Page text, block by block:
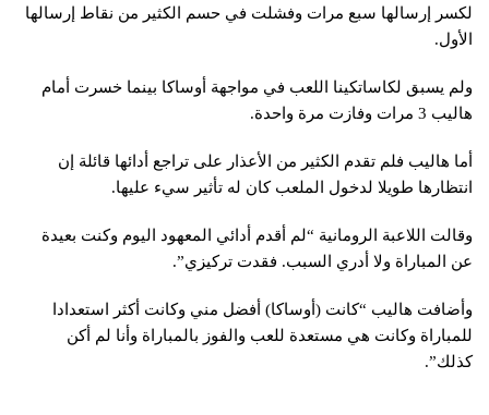
لكسر إرسالها سبع مرات وفشلت في حسم الكثير من نقاط إرسالها
الأول.
ولم يسبق لكاساتكينا اللعب في مواجهة أوساكا بينما خسرت أمام
هاليب 3 مرات وفازت مرة واحدة.
أما هاليب فلم تقدم الكثير من الأعذار على تراجع أدائها قائلة إن
انتظارها طويلا لدخول الملعب كان له تأثير سيء عليها.
وقالت اللاعبة الرومانية “لم أقدم أدائي المعهود اليوم وكنت بعيدة
عن المباراة ولا أدري السبب. فقدت تركيزي”.
وأضافت هاليب “كانت (أوساكا) أفضل مني وكانت أكثر استعدادا
للمباراة وكانت هي مستعدة للعب والفوز بالمباراة وأنا لم أكن
كذلك”.